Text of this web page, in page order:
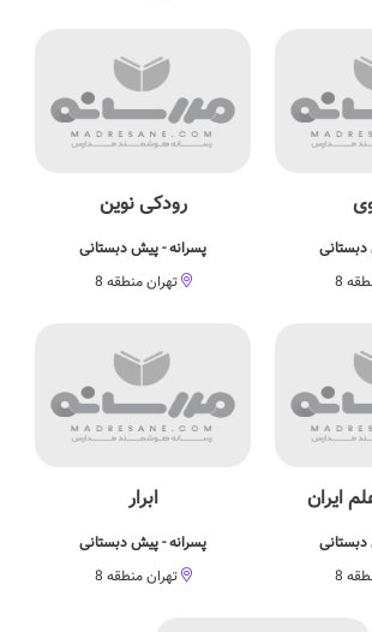
8
رودکی نوین
پسرانه - پیش دبستانی
تهران منطقه 8
ایران
8
ابرار
پسرانه - پیش دبستانی
تهران منطقه 8